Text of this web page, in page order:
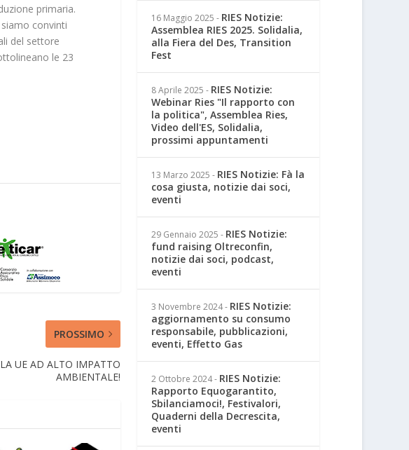
primaria.
convinti
del settore
le 23
PROSSIMO
UE AD ALTO IMPATTO
AMBIENTALE!
16 Maggio 2025 - RIES Notizie:
Assemblea RIES 2025. Solidalia,
alla Fiera del Des, Transition
Fest
8 Aprile 2025 - RIES Notizie:
Webinar Ries "Il rapporto con
la politica", Assemblea Ries,
Video dell'ES, Solidalia,
prossimi appuntamenti
13 Marzo 2025 - RIES Notizie: Fà la
cosa giusta, notizie dai soci,
eventi
29 Gennaio 2025 - RIES Notizie:
fund raising Oltreconfin,
notizie dai soci, podcast,
eventi
3 Novembre 2024- RIES Notizie:
aggiornamento su consumo
responsabile, pubblicazioni,
eventi, Effetto Gas
2 Ottobre 2024- RIES Notizie:
Rapporto Equogarantito,
Sbilanciamoci!, Festivalori,
Quaderni della Decrescita,
eventi